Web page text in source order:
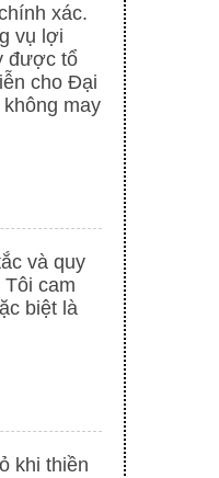
xác.
vụ lợi
được tổ
cho Đại
may
nhận những
và quy
Tôi cam
biệt là
xem xét trước
khi thiền